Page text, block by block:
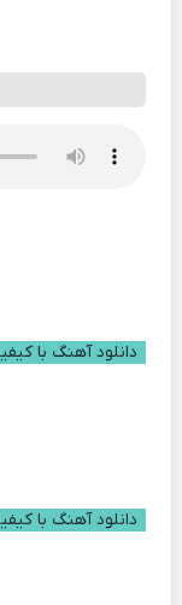
دانلود آهنگ با کیفیت
دانلود آهنگ با